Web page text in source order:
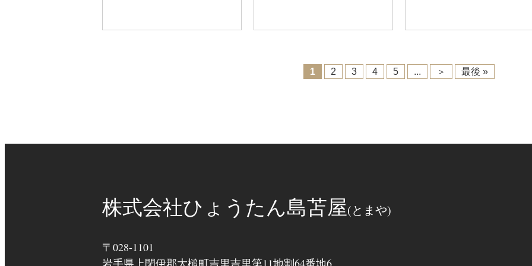
1 2 3 4 5 ... ＞ 最後 »
株式会社ひょうたん島苫屋(とまや)
〒028-1101
岩手県上閉伊郡大槌町吉里吉里第11地割64番地6